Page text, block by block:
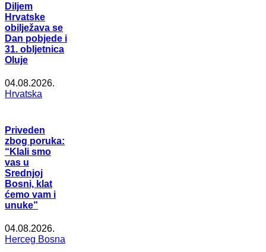
Diljem
Hrvatske
obilježava se
Dan pobjede i
31. obljetnica
Oluje
04.08.2026.
Hrvatska
Priveden
zbog poruka:
“Klali smo
vas u
Srednjoj
Bosni, klat
ćemo vam i
unuke”
04.08.2026.
Herceg Bosna